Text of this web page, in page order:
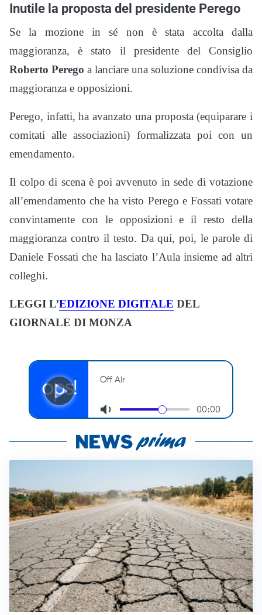
Inutile la proposta del presidente Perego
Se la mozione in sé non è stata accolta dalla
maggioranza, è stato il presidente del Consiglio
Roberto Perego a lanciare una soluzione condivisa da
maggioranza e opposizioni.
Perego, infatti, ha avanzato una proposta (equiparare i
comitati alle associazioni) formalizzata poi con un
emendamento.
Il colpo di scena è poi avvenuto in sede di votazione
all’emendamento che ha visto Perego e Fossati votare
convintamente con le opposizioni e il resto della
maggioranza contro il testo. Da qui, poi, le parole di
Daniele Fossati che ha lasciato l’Aula insieme ad altri
colleghi.
LEGGI L’EDIZIONE DIGITALE DEL
GIORNALE DI MONZA